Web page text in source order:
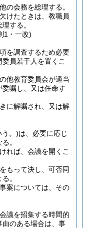
の会務を総理する。
けたときは、教職員
する。
1・一改)
を調査するため必要
員若干人を置くこ
他教育委員会が適当
嘱し、又は任命す
に解嘱され、又は解
う。)は、必要に応じ
。
れば、会議を開くこ
もって決し、可否同
。
案については、その
議を招集する時間的
のある場合は、事